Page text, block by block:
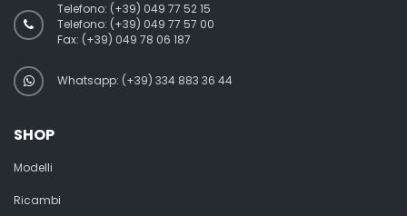
Telefono: (+39) 049 77 52 15
Telefono: (+39) 049 77 57 00
Fax: (+39) 049 78 06 187
Whatsapp: (+39) 334 883 36 44
SHOP
Modelli
Ricambi